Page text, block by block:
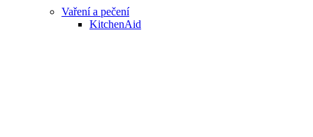
Vaření a pečení
KitchenAid